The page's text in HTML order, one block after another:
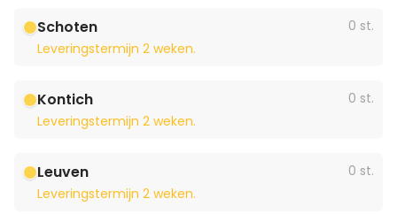
Schoten
0 st.
Leveringstermijn 2 weken.
Kontich
0 st.
Leveringstermijn 2 weken.
Leuven
0 st.
Leveringstermijn 2 weken.